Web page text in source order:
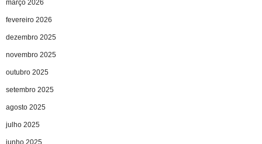
março 2026
fevereiro 2026
dezembro 2025
novembro 2025
outubro 2025
setembro 2025
agosto 2025
julho 2025